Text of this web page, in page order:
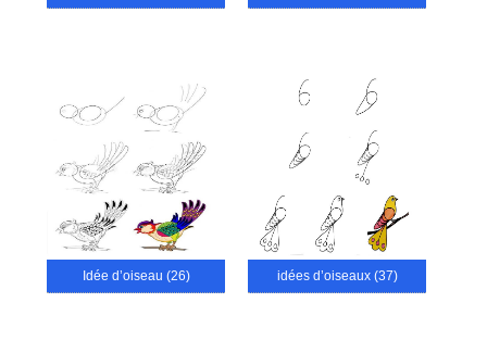
Idée d’oiseau (26) idées d’oiseaux (37)